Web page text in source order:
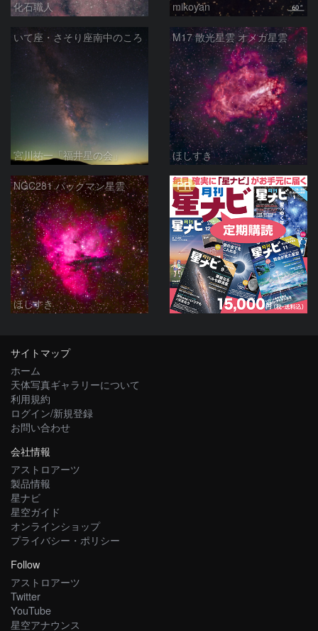
化石職人 mikoyan
いて座・さそり座南中のころ
宮川祐一「福井星の会」
M17 散光星雲 オメガ星雲
ほしすき
NGC281 パックマン星雲
ほしすき
PR
サイトマップ
ホーム
天体写真ギャラリーについて
利用規約
ログイン/新規登録
お問い合わせ
会社情報
アストロアーツ
製品情報
星ナビ
星空ガイド
オンラインショップ
プライバシー・ポリシー
Follow
アストロアーツ
Twitter
YouTube
星空アナウンス